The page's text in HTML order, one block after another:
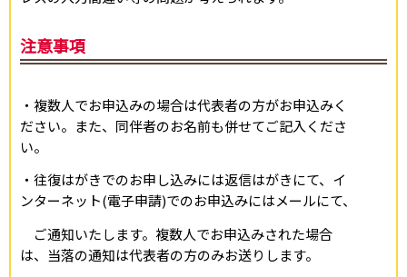
注意事項
・複数人でお申込みの場合は代表者の方がお申込みく
ださい。また、同伴者のお名前も併せてご記入くださ
い。
・往復はがきでのお申し込みには返信はがきにて、イ
ンターネット(電子申請)でのお申込みにはメールにて、
ご通知いたします。複数人でお申込みされた場合
は、当落の通知は代表者の方のみお送りします。